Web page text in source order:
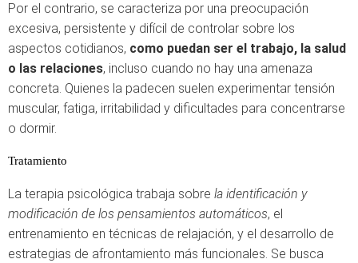
Por el contrario, se caracteriza por una preocupación
excesiva, persistente y difícil de controlar sobre los
aspectos cotidianos, como puedan ser el trabajo, la salud
o las relaciones, incluso cuando no hay una amenaza
concreta. Quienes la padecen suelen experimentar tensión
muscular, fatiga, irritabilidad y dificultades para concentrarse
o dormir.
Tratamiento
La terapia psicológica trabaja sobre la identificación y
modificación de los pensamientos automáticos, el
entrenamiento en técnicas de relajación, y el desarrollo de
estrategias de afrontamiento más funcionales. Se busca